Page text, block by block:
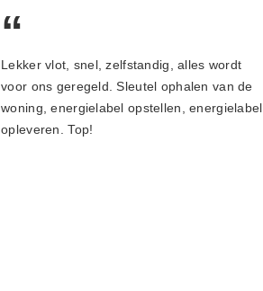
“
Lekker vlot, snel, zelfstandig, alles wordt
voor ons geregeld. Sleutel ophalen van de
woning, energielabel opstellen, energielabel
opleveren. Top!